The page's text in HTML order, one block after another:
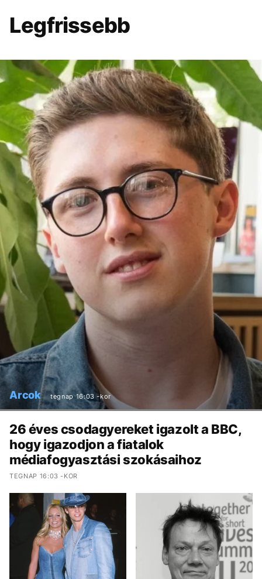
Legfrissebb
Arcok tegnap 16:03 -kor
26 éves csodagyereket igazolt a BBC,
hogy igazodjon a fiatalok
médiafogyasztási szokásaihoz
TEGNAP 16:03 -KOR